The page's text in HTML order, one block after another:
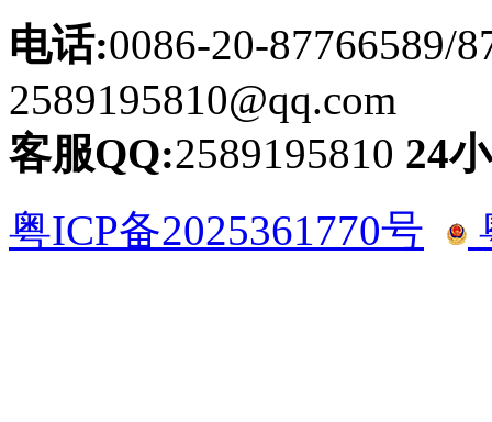
电话:0086-20-87766589/
2589195810@qq.com
客服QQ:2589195810 24
粤ICP备2025361770号